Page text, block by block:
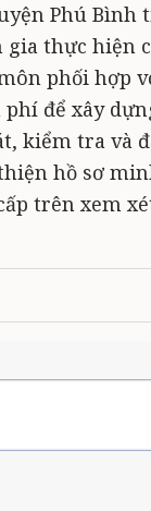
Phú Bình
thực hiện
phối hợp
để xây
kiểm tra và
hồ sơ
trên xem